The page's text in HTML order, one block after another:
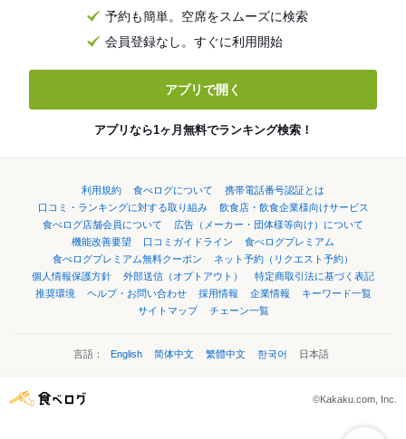
予約も簡単。空席をスムーズに検索
会員登録なし。すぐに利用開始
アプリで開く
アプリなら1ヶ月無料でランキング検索！
利用規約 食べログについて
携帯電話番号認証とは
口コミ・ランキングに対する取り組み
飲食店・飲食企業様向けサービス
食べログ店舗会員について
広告（メーカー・団体様等向け）について
機能改善要望
口コミガイドライン
食べログプレミアム
食べログプレミアム無料クーポン
ネット予約（リクエスト予約）
個人情報保護方針
外部送信（オプトアウト）
特定商取引法に基づく表記
推奨環境
ヘルプ・お問い合わせ 採用情報 企業情報
キーワード一覧
サイトマップ
チェーン一覧
言語： English 简体中文 繁體中文 한국어 日本語
©Kakaku.com, Inc.